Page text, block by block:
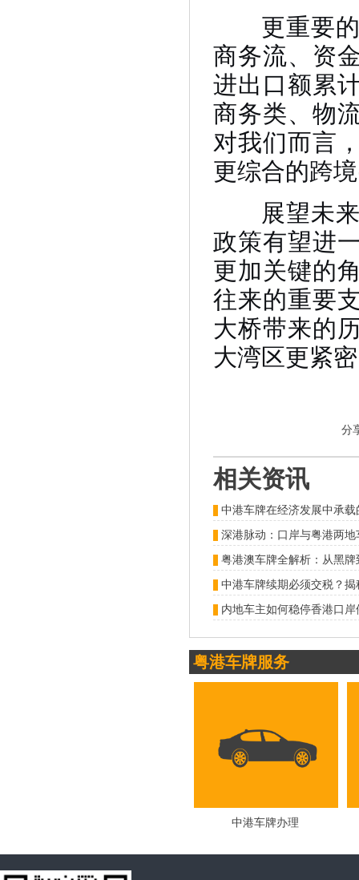
更重要的
商务流、资
进出口额累
商务类、物
对我们而言
更综合的跨
展望未来
政策有望进
更加关键的
往来的重要
大桥带来的
大湾区更紧
分
相关资讯
深港脉动：口岸与粤港两
内地车主如何稳停香港口
粤港车牌服务
中港车牌办理